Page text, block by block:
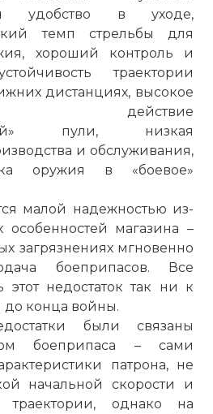
удобство в уходе,
темп стрельбы для
хороший контроль и
траектории
дистанциях, высокое
действие
пули, низкая
и обслуживания,
оружия в «боевое»
малой надежностью из-
особенностей магазина –
загрязнениях мгновенно
боеприпасов. Все
этот недостаток так ни к
конца войны.
были связаны
боеприпаса – сами
патрона, не
начальной скорости и
траектории, однако на